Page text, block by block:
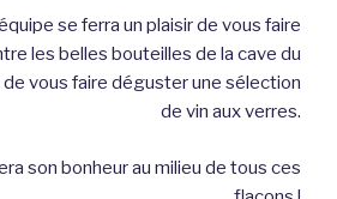
se ferra un plaisir de vous faire
les belles bouteilles de la cave du
vous faire déguster une sélection
de vin aux verres.
son bonheur au milieu de tous ces